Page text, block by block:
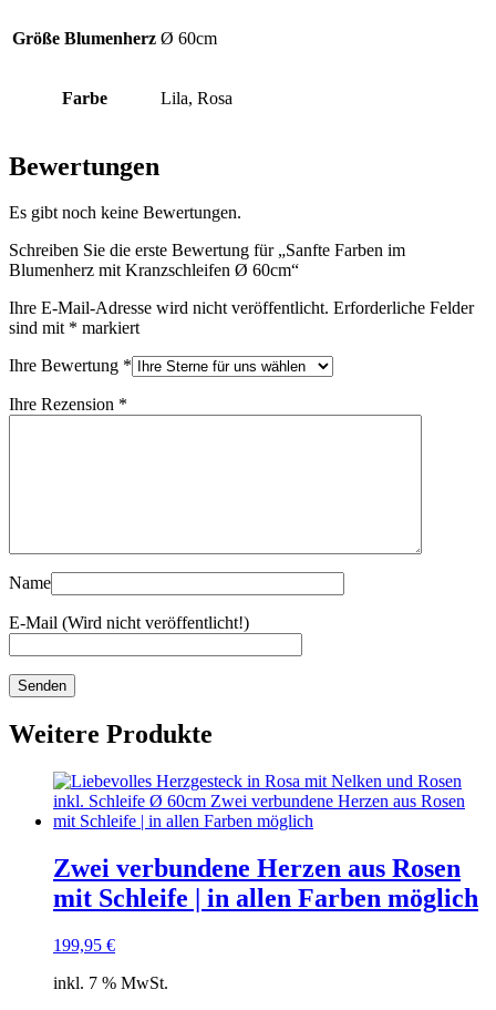
Größe Blumenherz Ø 60cm
Farbe Lila, Rosa
Bewertungen
Es gibt noch keine Bewertungen.
Schreiben Sie die erste Bewertung für „Sanfte Farben im
Blumenherz mit Kranzschleifen Ø 60cm“
Ihre E-Mail-Adresse wird nicht veröffentlicht. Erforderliche Felder
sind mit * markiert
Ihre Bewertung *
Ihre Rezension *
Name
E-Mail (Wird nicht veröffentlicht!)
Weitere Produkte
Zwei verbundene Herzen aus Rosen
mit Schleife | in allen Farben möglich
199,95 €
inkl. 7 % MwSt.